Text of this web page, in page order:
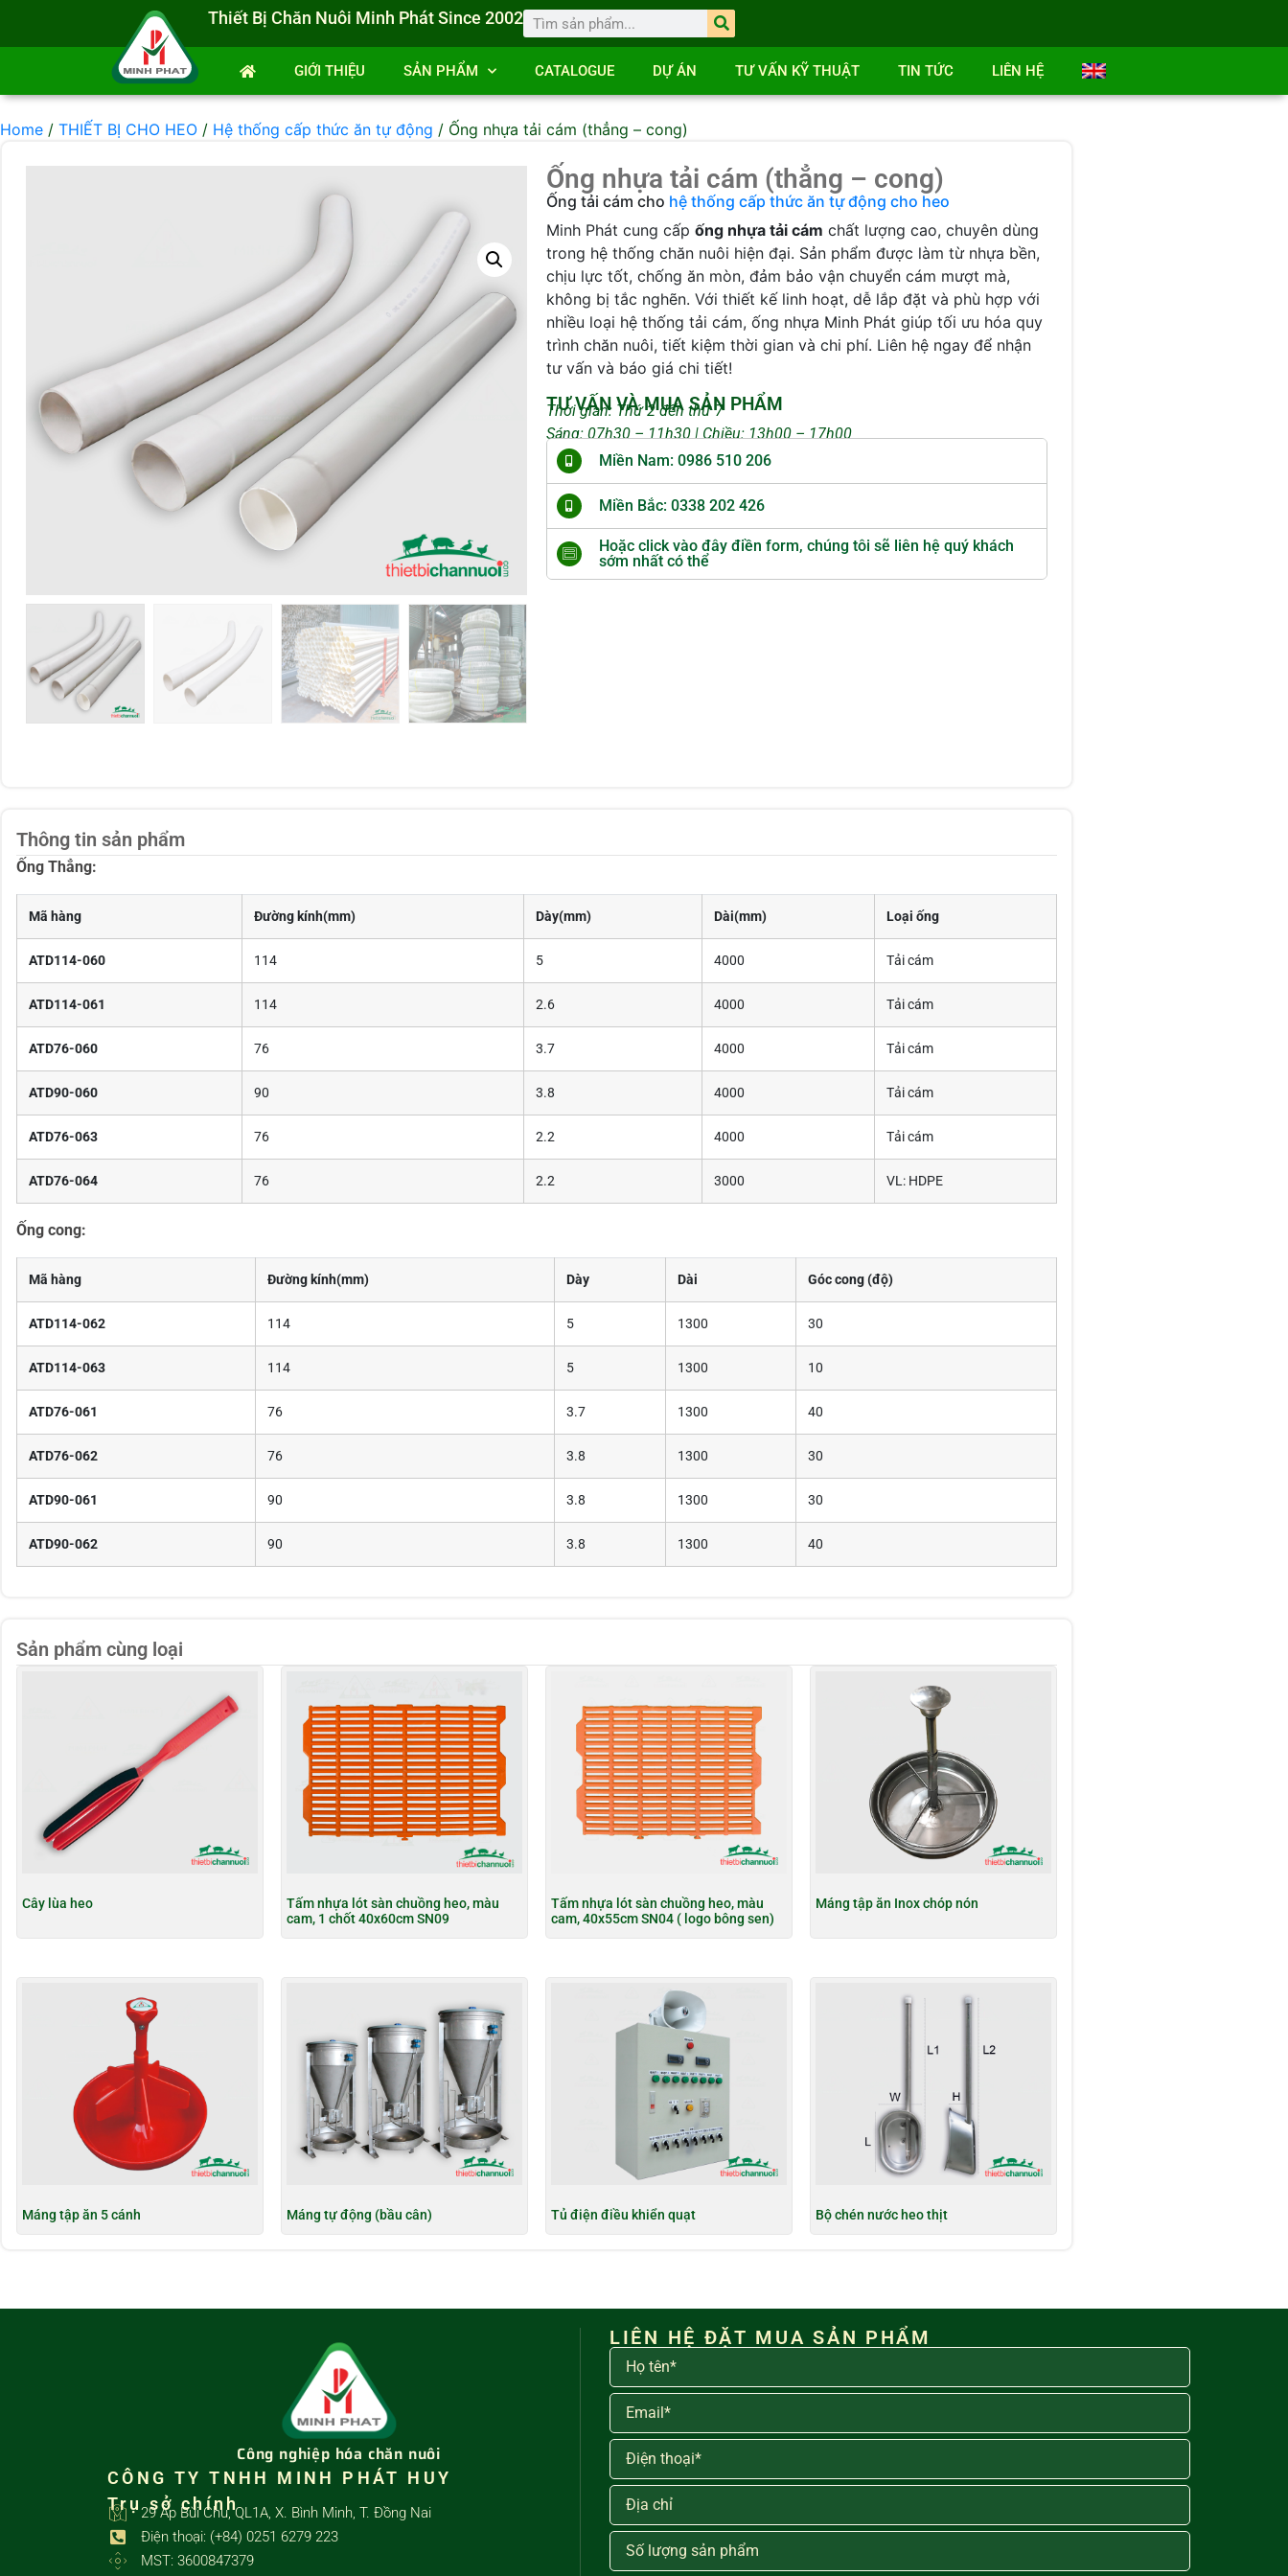
Thiết Bị Chăn Nuôi Minh Phát Since 2002
GIỚI THIỆU SẢN PHẨM CATALOGUE DỰ ÁN TƯ VẤN KỸ THUẬT TIN TỨC LIÊN HỆ
Home / THIẾT BỊ CHO HEO / Hệ thống cấp thức ăn tự động / Ống nhựa tải cám (thẳng – cong)
Ống nhựa tải cám (thẳng – cong)
Ống tải cám cho hệ thống cấp thức ăn tự động cho heo
Minh Phát cung cấp ống nhựa tải cám chất lượng cao, chuyên dùng
trong hệ thống chăn nuôi hiện đại. Sản phẩm được làm từ nhựa bền,
chịu lực tốt, chống ăn mòn, đảm bảo vận chuyển cám mượt mà,
không bị tắc nghẽn. Với thiết kế linh hoạt, dễ lắp đặt và phù hợp với
nhiều loại hệ thống tải cám, ống nhựa Minh Phát giúp tối ưu hóa quy
trình chăn nuôi, tiết kiệm thời gian và chi phí. Liên hệ ngay để nhận
tư vấn và báo giá chi tiết!
TƯ VẤN VÀ MUA SẢN PHẨM
Thời gian: Thứ 2 đến thứ 7
Sáng: 07h30 – 11h30 | Chiều: 13h00 – 17h00
Miền Nam: 0986 510 206
Miền Bắc: 0338 202 426
Hoặc click vào đây điền form, chúng tôi sẽ liên hệ quý khách
sớm nhất có thể
Thông tin sản phẩm
Ống Thẳng:
Mã hàng Đường kính(mm) Dày(mm) Dài(mm) Loại ống
ATD114-060 114 5 4000 Tải cám
ATD114-061 114 2.6 4000 Tải cám
ATD76-060 76 3.7 4000 Tải cám
ATD90-060 90 3.8 4000 Tải cám
ATD76-063 76 2.2 4000 Tải cám
ATD76-064 76 2.2 3000 VL: HDPE
Ống cong:
Mã hàng Đường kính(mm) Dày Dài Góc cong(độ)
ATD114-062 114 5 1300 30
ATD114-063 114 5 1300 10
ATD76-061 76 3.7 1300 40
ATD76-062 76 3.8 1300 30
ATD90-061 90 3.8 1300 30
ATD90-062 90 3.8 1300 40
Sản phẩm cùng loại
Cây lùa heo
Tấm nhựa lót sàn chuồng heo, màu
cam, 1 chốt 40x60cm SN09
Tấm nhựa lót sàn chuồng heo, màu
cam, 40x55cm SN04 ( logo bông sen)
Máng tập ăn Inox chóp nón
Máng tập ăn 5 cánh Máng tự động (bầu cân) Tủ điện điều khiển quạt Bộ chén nước heo thịt
Công nghiệp hóa chăn nuôi
CÔNG TY TNHH MINH PHÁT HUY
Trụ sở chính
29 Ấp Bùi Chu, QL1A, X. Bình Minh, T. Đồng Nai
Điện thoại: (+84) 0251 6279 223
MST: 3600847379
LIÊN HỆ ĐẶT MUA SẢN PHẨM